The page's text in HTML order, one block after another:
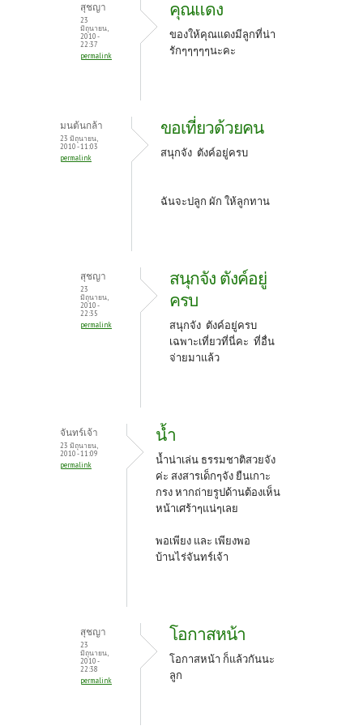
สุชญา
23
มิถุนายน,
2010 -
22:37
permalink
คุณแดง
ของให้คุณแดงมีลูกที่น่า
รักๆๆๆๆๆนะคะ
มนต้นกล้า
23 มิถุนายน,
2010 - 11:03
permalink
ขอเที่ยวด้วยคน
สนุกจัง ตังค์อยู่ครบ
ฉันจะปลูก ผัก ให้ลูกทาน
สุชญา
23
มิถุนายน,
2010 -
22:35
permalink
สนุกจัง ตังค์อยู่
ครบ
สนุกจัง ตังค์อยู่ครบ
เฉพาะเที่ยวที่นี่คะ ที่อื่น
จ่ายมาแล้ว
จันทร์เจ้า
23 มิถุนายน,
2010 - 11:09
permalink
น้ำ
น้ำน่าเล่น ธรรมชาติสวยจัง
ค่ะ สงสารเด็กๆจัง ยืนเกาะ
กรง หากถ่ายรูปด้านต้องเห็น
หน้าเศร้าๆแน่ๆเลย
พอเพียง และ เพียงพอ
บ้านไร่จันทร์เจ้า
สุชญา
23
มิถุนายน,
2010 -
22:38
permalink
โอกาสหน้า
โอกาสหน้า ก็แล้วกันนะ
ลูก